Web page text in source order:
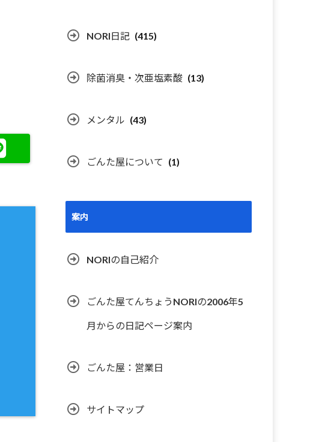
NORI日記 (415)
除菌消臭・次亜塩素酸 (13)
メンタル (43)
ごんた屋について (1)
案内
NORIの自己紹介
ごんた屋てんちょうNORIの2006年5
月からの日記ページ案内
ごんた屋：営業日
サイトマップ